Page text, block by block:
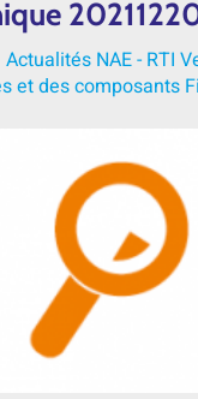
Actualités NAE - RTI
et des composants